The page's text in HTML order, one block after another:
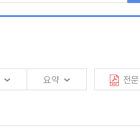
요약 전문